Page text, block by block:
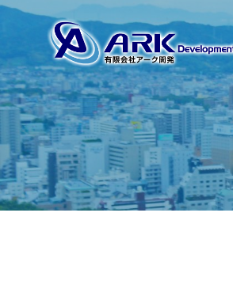
コ
ン
ツ
へ
キ
ッ
プ